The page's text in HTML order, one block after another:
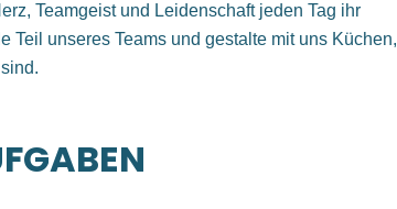
Teamgeist und Leidenschaft jeden Tag ihr
Teil unseres Teams und gestalte mit uns Küchen,